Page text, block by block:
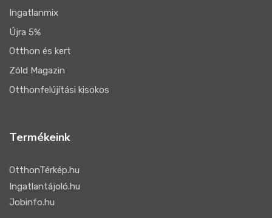
Ingatlanmix
Újra 5%
Otthon és kert
Zöld Magazin
Otthonfelújítási kisokos
Termékeink
OtthonTérkép.hu
Ingatlantájoló.hu
Jobinfo.hu